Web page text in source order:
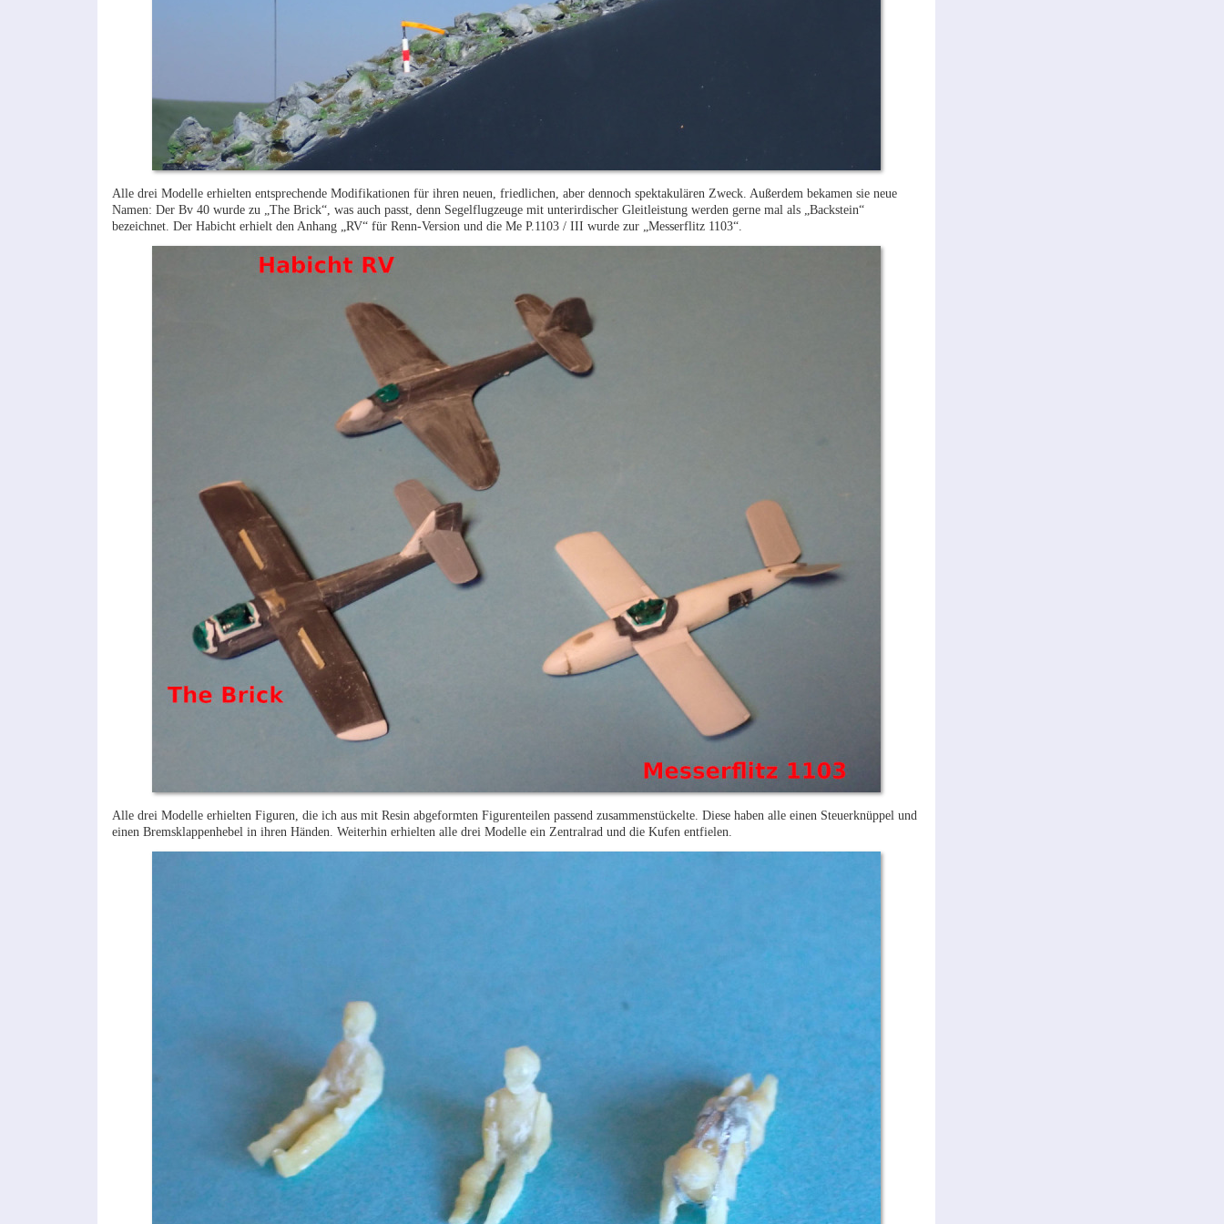
Alle drei Modelle erhielten entsprechende Modifikationen für ihren neuen, friedlichen, aber dennoch spektakulären Zweck. Außerdem bekamen sie neue
Namen: Der Bv 40 wurde zu „The Brick“, was auch passt, denn Segelflugzeuge mit unterirdischer Gleitleistung werden gerne mal als „Backstein“
bezeichnet. Der Habicht erhielt den Anhang „RV“ für Renn-Version und die Me P.1103 / III wurde zur „Messerflitz 1103“.
Alle drei Modelle erhielten Figuren, die ich aus mit Resin abgeformten Figurenteilen passend zusammenstückelte. Diese haben alle einen Steuerknüppel und
einen Bremsklappenhebel in ihren Händen. Weiterhin erhielten alle drei Modelle ein Zentralrad und die Kufen entfielen.